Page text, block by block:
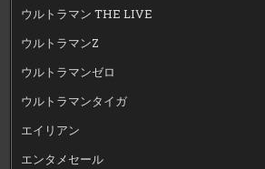
ウルトラマン THE LIVE
ウルトラマンZ
ウルトラマンゼロ
ウルトラマンタイガ
エイリアン
エンタメセール